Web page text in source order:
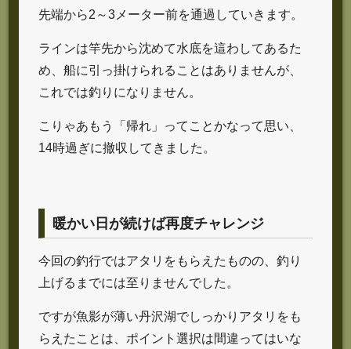
先端から2～3メーター前を通過していきます。
ラインは竿先から沈めて水底を這わしてあるた
め、船に引っ掛けられることはありませんが、
これでは釣りになりません。
こりゃあもう「帰れ」ってことかなって思い、
14時過ぎに撤収してきました。
暖かい日が続けば再度チャレンジ
今回の釣行ではアタリをもらえたものの、釣り
上げるまでには至りませんでした。
ですが魚影が薄い丹沢湖でしっかりアタリをも
らえたことは、ポイント選択は間違ってはいな